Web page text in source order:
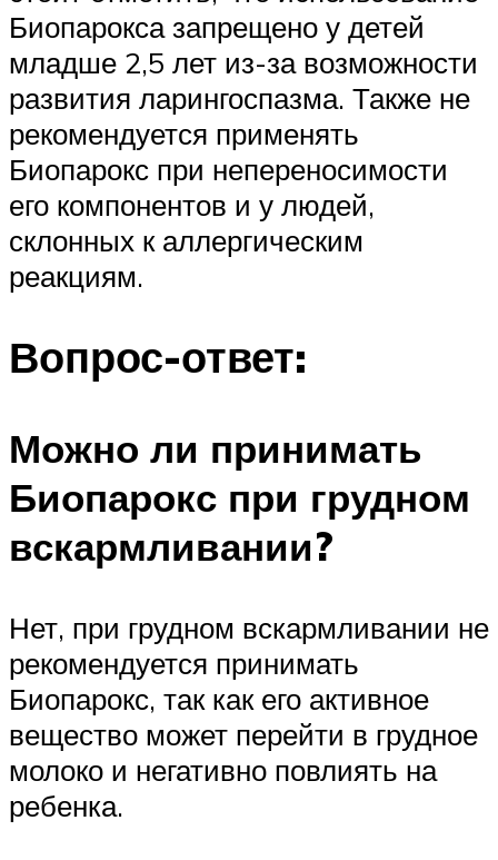
Биопарокса запрещено у детей
младше 2,5 лет из-за возможности
развития ларингоспазма. Также не
рекомендуется применять
Биопарокс при непереносимости
его компонентов и у людей,
склонных к аллергическим
реакциям.
Вопрос-ответ:
Можно ли принимать
Биопарокс при грудном
вскармливании?
Нет, при грудном вскармливании не
рекомендуется принимать
Биопарокс, так как его активное
вещество может перейти в грудное
молоко и негативно повлиять на
ребенка.